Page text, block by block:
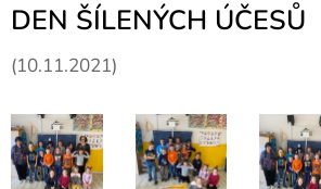
DEN ŠÍLENÝCH ÚČESŮ
(10.11.2021)